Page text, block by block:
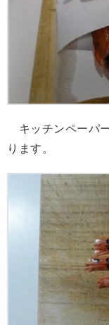
キッチンペーパ
ります。